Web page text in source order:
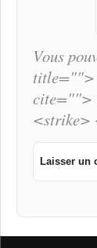
Vous
title="">
cite="">
<strike>